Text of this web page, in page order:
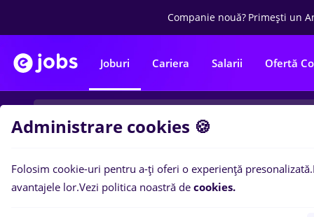
Companie nouă? Primești un
Joburi Cariera Salarii Ofertă
Filtre 0
Administrare cookies 🍪
Folosim cookie-uri pentru a-ți oferi o experiență presonalizată.
avantajele lor.Vezi politica noastră de cookies.